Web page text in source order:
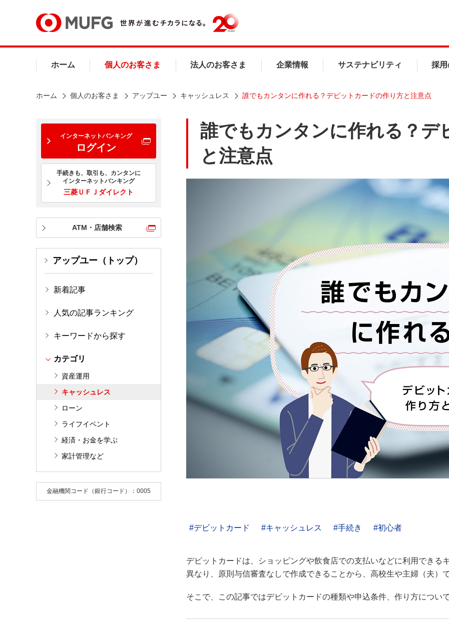
ホーム 個人のお客さま 法人のお客さま 企業情報 サステナビリティ 採
ホーム 個人のお客さま アップユー キャッシュレス 誰でもカンタンに作れる？デビットカードの作り方と注意点
インターネットバンキング
ログイン
手続きも、取引も、カンタンに
インターネットバンキング
三菱ＵＦＪダイレクト
ATM・店舗検索
アップユー（トップ）
新着記事
人気の記事ランキング
キーワードから探す
カテゴリ
資産運用
キャッシュレス
ローン
ライフイベント
経済・お金を学ぶ
家計管理など
金融機関コード（銀行コード）：0005
誰でもカンタンに作れる？デ
と注意点
デビットカード キャッシュレス 手続き 初心者
デビットカードは、ショッピングや飲食店での支払いなどに利用できる
異なり、原則与信審査なしで作成できることから、高校生や主婦（夫）
そこで、この記事ではデビットカードの種類や申込条件、作り方につい